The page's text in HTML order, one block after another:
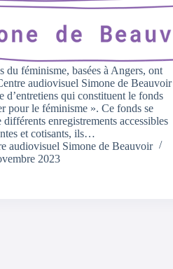
du féminisme, basées à Angers, ont
audiovisuel Simone de Beauvoir
d’entretiens qui constituent le fonds
pour le féminisme ». Ce fonds se
différents enregistrements accessibles
et cotisants, ils…
audiovisuel Simone de Beauvoir
2023